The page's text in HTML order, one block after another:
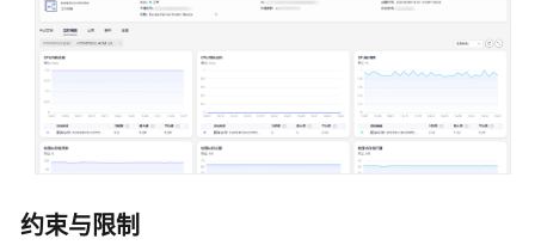
的
AOM
全
监
控
约束与限制